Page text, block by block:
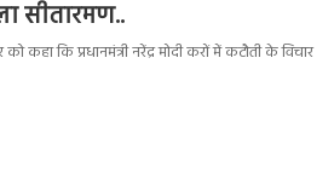
सीतारमण..
को कहा कि प्रधानमंत्री नरेंद्र मोदी करों में कटौती के विचार